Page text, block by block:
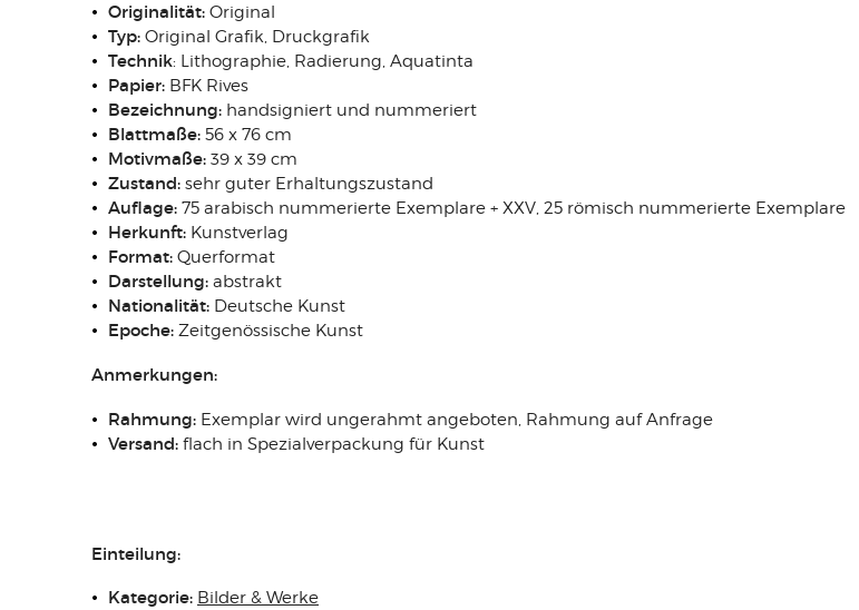
Originalität: Original
Typ: Original Grafik, Druckgrafik
Technik: Lithographie, Radierung, Aquatinta
Papier: BFK Rives
Bezeichnung: handsigniert und nummeriert
Blattmaße: 56 x 76 cm
Motivmaße: 39 x 39 cm
Zustand: sehr guter Erhaltungszustand
Auflage: 75 arabisch nummerierte Exemplare + XXV, 25 römisch nummerierte Exemplare
Herkunft: Kunstverlag
Format: Querformat
Darstellung: abstrakt
Nationalität: Deutsche Kunst
Epoche: Zeitgenössische Kunst
Anmerkungen:
Rahmung: Exemplar wird ungerahmt angeboten, Rahmung auf Anfrage
Versand: flach in Spezialverpackung für Kunst
Einteilung:
Kategorie: Bilder & Werke